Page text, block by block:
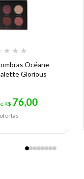
★ ★ ★
Océane
Glorious
R$ 76,00